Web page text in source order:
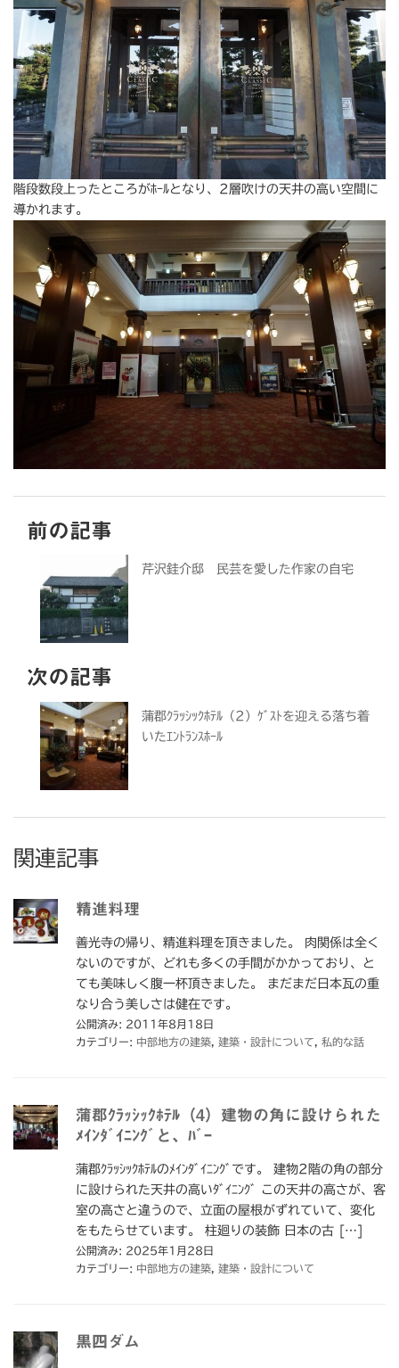
階段数段上ったところがﾎｰﾙとなり、2層吹けの天井の高い空間に
導かれます。
前の記事
芹沢銈介邸 民芸を愛した作家の自宅
次の記事
蒲郡ｸﾗｯｼｯｸﾎﾃﾙ（2）ｹﾞｽﾄを迎える落ち着
いたｴﾝﾄﾗﾝｽﾎｰﾙ
関連記事
精進料理
善光寺の帰り、精進料理を頂きました。 肉関係は全く
ないのですが、どれも多くの手間がかかっており、と
ても美味しく腹一杯頂きました。 まだまだ日本瓦の重
なり合う美しさは健在です。
公開済み: 2011年8月18日
カテゴリー: 中部地方の建築 建築・設計について 私的な話
蒲郡ｸﾗｯｼｯｸﾎﾃﾙ（4）建物の角に設けられた
ﾒｲﾝﾀﾞｲﾆﾝｸﾞと、ﾊﾞｰ
蒲郡ｸﾗｯｼｯｸﾎﾃﾙのﾒｲﾝﾀﾞｲﾆﾝｸﾞです。 建物2階の角の部分
に設けられた天井の高いﾀﾞｲﾆﾝｸﾞ この天井の高さが、客
室の高さと違うので、立面の屋根がずれていて、変化
をもたらせています。 柱廻りの装飾 日本の古 […]
公開済み: 2025年1月28日
カテゴリー: 中部地方の建築 建築・設計について
黒四ダム